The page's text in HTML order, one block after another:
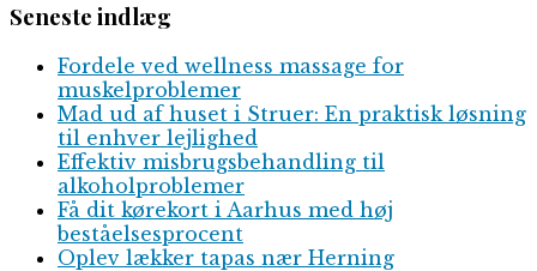
Seneste indlæg
Fordele ved wellness massage for
muskelproblemer
Mad ud af huset i Struer: En praktisk løsning
til enhver lejlighed
Effektiv misbrugsbehandling til
alkoholproblemer
Få dit kørekort i Aarhus med høj
beståelsesprocent
Oplev lækker tapas nær Herning